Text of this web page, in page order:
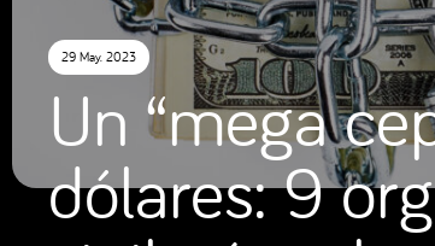
29 May. 2023
Un “mega
dólares: 9